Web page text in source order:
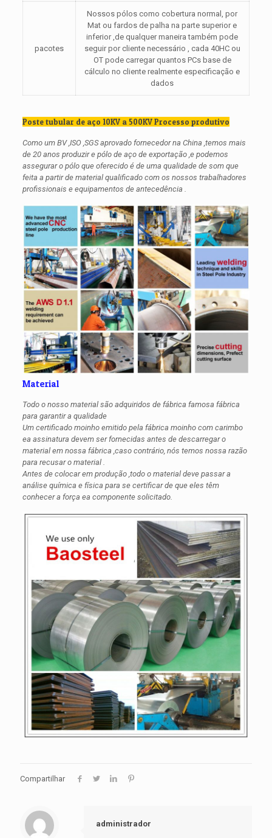
pacotes
Nossos pólos como cobertura normal, por
Mat ou fardos de palha na parte superior e
inferior ,de qualquer maneira também pode
seguir por cliente necessário , cada 40HC ou
OT pode carregar quantos PCs base de
cálculo no cliente realmente especificação e
dados
Poste tubular de aço 10KV a 500KV Processo produtivo
Como um BV ,ISO ,SGS aprovado fornecedor na China ,temos mais
de 20 anos produzir e pólo de aço de exportação ,e podemos
assegurar o pólo que oferecido é de uma qualidade de som que
feita a partir de material qualificado com os nossos trabalhadores
profissionais e equipamentos de antecedência .
Material
Todo o nosso material são adquiridos de fábrica famosa fábrica
para garantir a qualidade
Um certificado moinho emitido pela fábrica moinho com carimbo
ea assinatura devem ser fornecidas antes de descarregar o
material em nossa fábrica ,caso contrário, nós temos nossa razão
para recusar o material .
Antes de colocar em produção ,todo o material deve passar a
análise química e física para se certificar de que eles têm
conhecer a força ea componente solicitado.
Compartilhar
administrador